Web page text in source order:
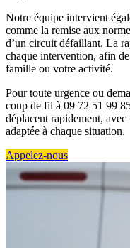
Notre équipe intervient
comme la remise aux
d’un circuit défaillant. La
chaque intervention, afin
famille ou votre activité.
Pour toute urgence ou
coup de fil à 09 72 51 99
déplacent rapidement,
adaptée à chaque situation.
Appelez-nous